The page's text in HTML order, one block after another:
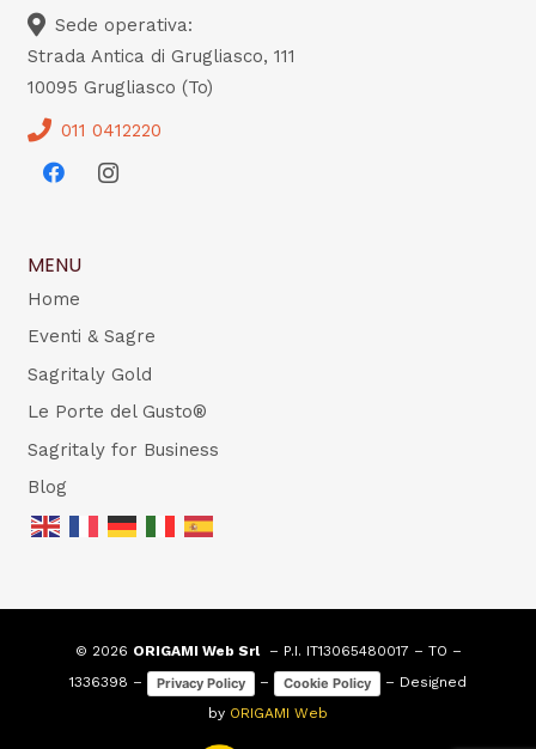
Sede operativa:
Strada Antica di Grugliasco, 111
10095 Grugliasco (To)
011 0412220
MENU
Home
Eventi & Sagre
Sagritaly Gold
Le Porte del Gusto®
Sagritaly for Business
Blog
© 2026 ORIGAMI Web Srl– P.I. IT13065480017 – TO –
1336398 –
Privacy Policy – Cookie Policy
– Designed
by ORIGAMI Web